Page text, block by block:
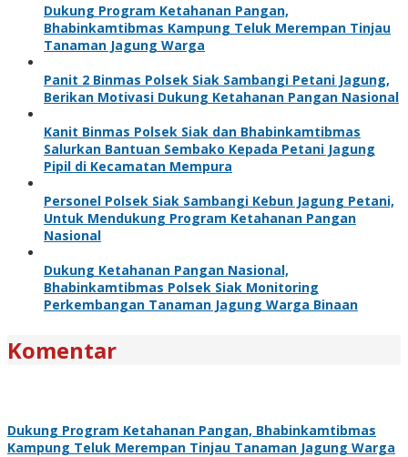
Dukung Program Ketahanan Pangan,
Bhabinkamtibmas Kampung Teluk Merempan Tinjau
Tanaman Jagung Warga
Panit 2 Binmas Polsek Siak Sambangi Petani Jagung,
Berikan Motivasi Dukung Ketahanan Pangan Nasional
Kanit Binmas Polsek Siak dan Bhabinkamtibmas
Salurkan Bantuan Sembako Kepada Petani Jagung
Pipil di Kecamatan Mempura
Personel Polsek Siak Sambangi Kebun Jagung Petani,
Untuk Mendukung Program Ketahanan Pangan
Nasional
Dukung Ketahanan Pangan Nasional,
Bhabinkamtibmas Polsek Siak Monitoring
Perkembangan Tanaman Jagung Warga Binaan
Komentar
Dukung Program Ketahanan Pangan, Bhabinkamtibmas
Kampung Teluk Merempan Tinjau Tanaman Jagung Warga